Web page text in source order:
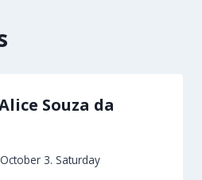
Souza da
3. Saturday